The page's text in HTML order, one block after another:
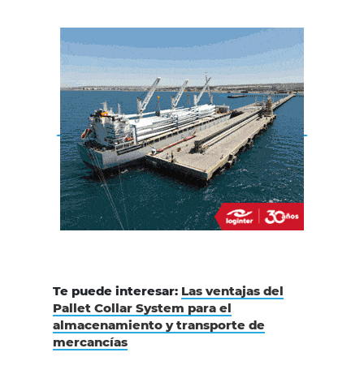
Te puede interesar: Las ventajas del
Pallet Collar System para el
almacenamiento y transporte de
mercancías